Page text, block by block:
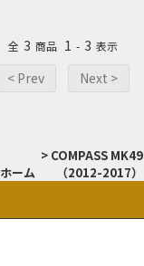
全 3 商品 1 - 3 表示
< Prev Next >
ホーム
> COMPASS MK49
（2012-2017）